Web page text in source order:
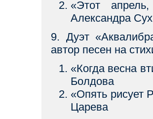
«Этот
Александра
9. Дуэт
автор песен на
«Когда весна
Болдова
«Опять
Царева